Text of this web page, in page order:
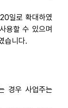
일로 확대하였
용할 수 있으며
습니다.
경우 사업주는